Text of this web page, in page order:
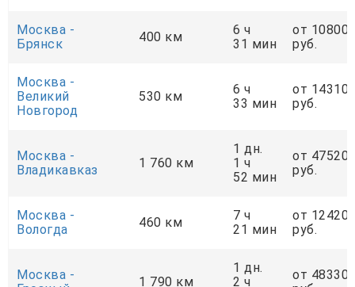
Москва -
Брянск
400 км
6 ч
31 мин
от 10800
руб.
Москва -
Великий
Новгород
530 км
6 ч
33 мин
от 14310
руб.
Москва -
Владикавказ
1 760 км
1 дн.
1 ч
52 мин
от 47520
руб.
Москва -
Вологда
460 км
7 ч
21 мин
от 12420
руб.
Москва -
1 790 км
1 дн.
2 ч
от 48330